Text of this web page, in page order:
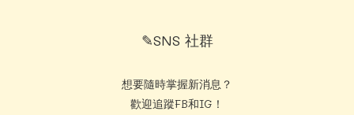
✎SNS 社群
想要隨時掌握新消息？
歡迎追蹤FB和IG！